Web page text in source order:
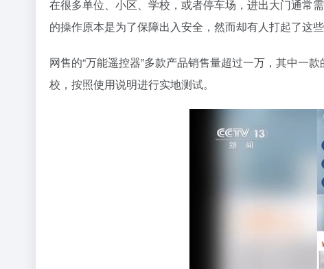
在很多单位、小区、学校，或者停车场，进出大门通常
的操作原本是为了保障出入安全，然而却有人打起了这些
网售的“万能遥控器”多款产品销售量超过一万，其中一
校，按照使用说明进行实地测试。